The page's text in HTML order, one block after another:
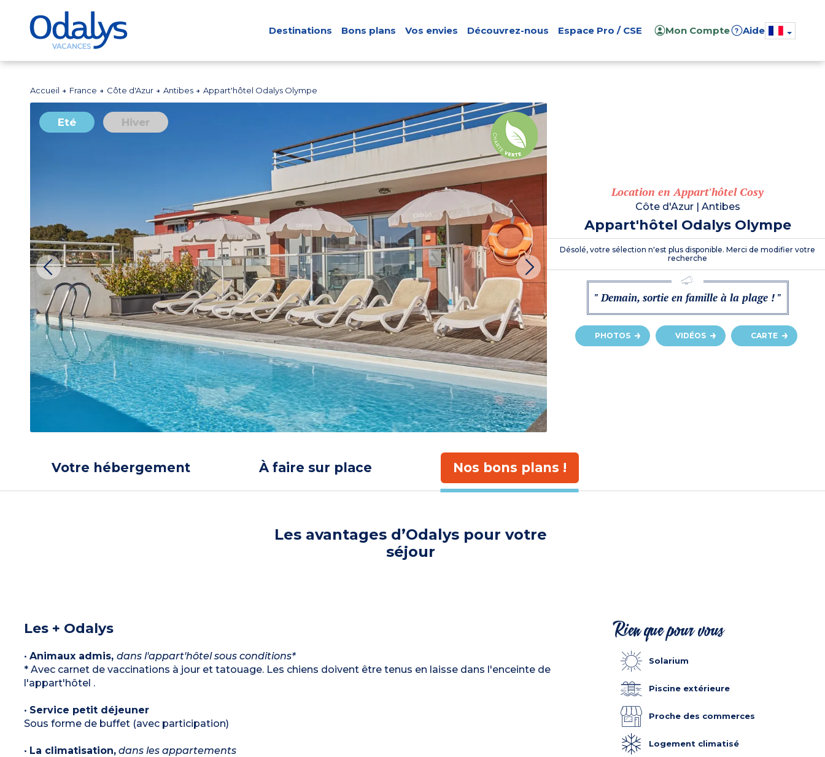
Destinations Bons plans Vos envies Découvrez-nous Espace Pro / CSE Mon Compte ? Aide
Accueil France Côte d'Azur Antibes Appart'hôtel Odalys Olympe
Eté Hiver
Location en Appart'hôtel Cosy
Côte d'Azur| Antibes
Appart'hôtel Odalys Olympe
Désolé, votre sélection n'est plus disponible. Merci de modifier votre
recherche
" Demain, sortie en famille à la plage ! "
PHOTOS VIDÉOS CARTE
Votre hébergement À faire sur place Nos bons plans !
Les avantages d’Odalys pour votre
séjour
Les + Odalys
• Animaux admis, dans l'appart'hôtel sous conditions*
* Avec carnet de vaccinations à jour et tatouage. Les chiens doivent être tenus en laisse dans l'enceinte de
l'appart'hôtel .
• Service petit déjeuner
Sous forme de buffet (avec participation)
• La climatisation, dans les appartements
Rien que pour vous
Solarium
Piscine extérieure
Proche des commerces
Logement climatisé